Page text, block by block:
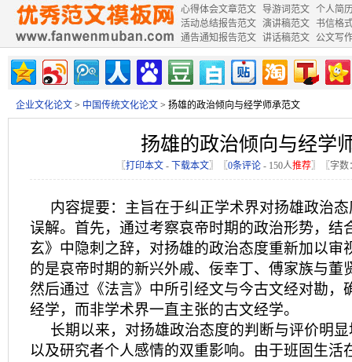
心得体会文章范文 导游词范文 个人简
活动总结报告范文 演讲稿范文 书信格
通告通知报告范文 讲话稿范文 公文写
企业文化论文 > 中国传统文化论文 > 扬雄的政治倾向与经学师承范文
扬雄的政治倾向与经学
〖打印本文- 下载本文〗〖0条评论- 150人推荐〗〖字数
内容提要：主旨在于纠正学术界对扬雄政治
误解。首先，通过考察哀帝时期的政治形势，结
玄》中隐刺之辞，对扬雄的政治态度重新加以审
的是哀帝时期的新兴外戚、佞幸丁、傅家族与董
然后通过《法言》中所引经文与今古文经对勘，
经学，而非学术界一直主张的古文经学。
长期以来，对扬雄政治态度的判断与评价明
以及研究者个人感情的双重影响。由于班固生活